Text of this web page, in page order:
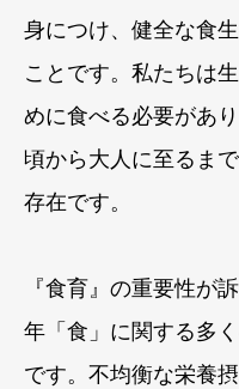
身につけ、健全な食
ことです。私たちは
めに食べる必要があ
頃から大人に至るま
存在です。
『食育』の重要性が
年「食」に関する多
です。不均衡な栄養